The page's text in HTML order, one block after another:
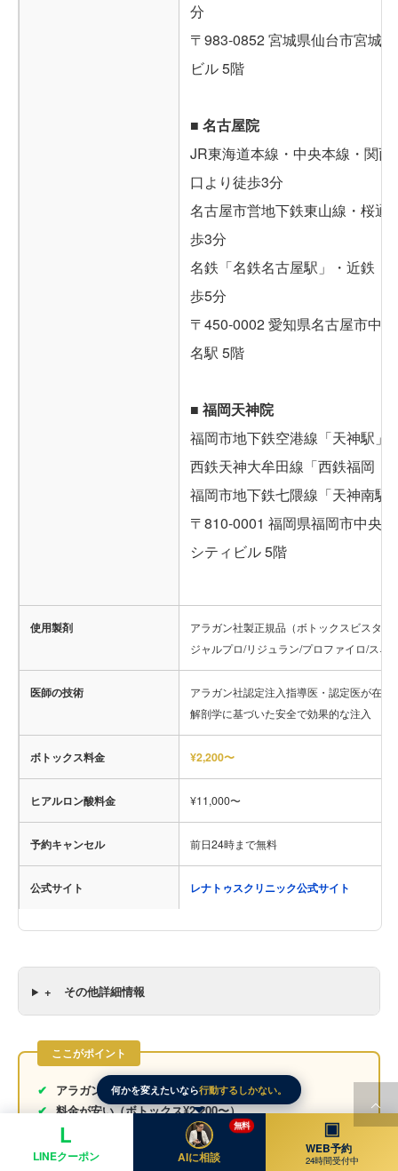
分
〒983-0852 宮城県仙台市宮城
ビル 5階
■ 名古屋院
JR東海道本線・中央本線・関
口より徒歩3分
名古屋市営地下鉄東山線・桜通
歩3分
名鉄「名鉄名古屋駅」・近鉄「
歩5分
〒450-0002 愛知県名古屋市中
名駅 5階
■ 福岡天神院
福岡市地下鉄空港線「天神駅」
西鉄天神大牟田線「西鉄福岡（
福岡市地下鉄七隈線「天神南駅
〒810-0001 福岡県福岡市中央
シティビル 5階
使用製剤
アラガン社製正規品（ボトックスビスタ/
ジャルプロ/リジュラン/プロファイロ/スネ
医師の技術
アラガン社認定注入指導医・認定医が在籍
解剖学に基づいた安全で効果的な注入
ボトックス料金 ¥2,200〜
ヒアルロン酸料金 ¥11,000〜
予約キャンセル 前日24時まで無料
公式サイト レナトゥスクリニック公式サイト
+ その他詳細情報
ここがポイント
✔
アラガン社認定医など技術力が高い
✔ 料金が安い（ボトックス¥2,200〜）
注入治療・肌質改善に特化
✔ 無料カウンセリングで無理な勧誘なし
何かを変えたいなら行動するしかない。
L
LINEクーポン AIに相談
無料 ▣
WEB予約
24時間受付中